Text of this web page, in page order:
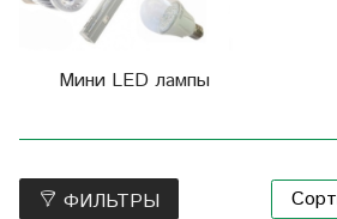
Мини LED лампы
ФИЛЬТРЫ